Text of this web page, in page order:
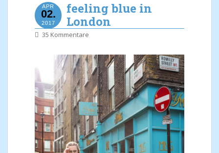
APR
02.
2017
feeling blue in
London
35 Kommentare